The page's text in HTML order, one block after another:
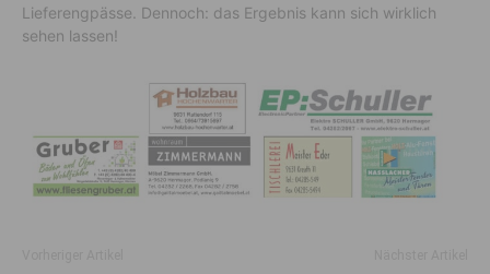
Lieferengpässe. Dennoch: das Ergebnis kann sich wirklich
sehen lassen!